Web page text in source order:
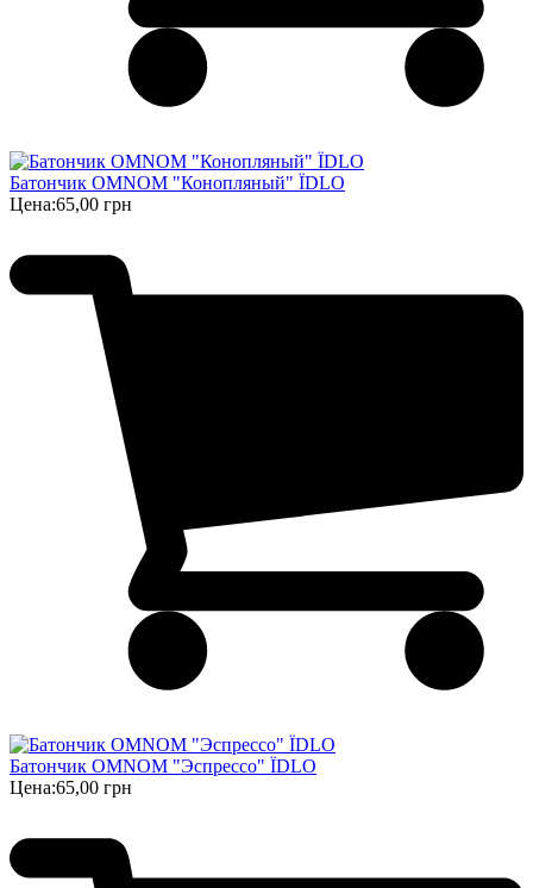
Батончик OMNOM "Конопляный" ЇDLO
Цена:65,00 грн
Батончик OMNOM "Эспрессо" ЇDLO
Цена:65,00 грн